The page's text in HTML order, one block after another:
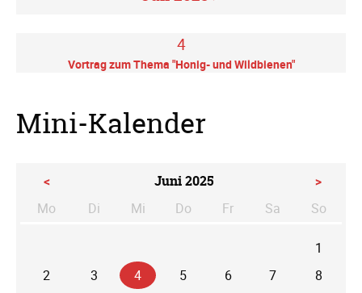
4
Vortrag zum Thema "Honig- und Wildbienen"
Mini-Kalender
< Juni 2025
>
Mo
Di enstag
Mi ttwoch
Do nnerstag
Fr Sa mstagSo
1
2
3 4 5 6 7
8